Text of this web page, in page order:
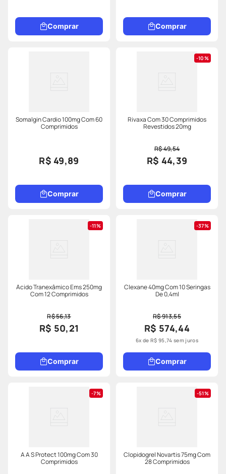
Comprar Comprar
Somalgin Cardio 100mg Com 60
Comprimidos
R$ 49,89
Comprar
10%
Rivaxa Com 30 Comprimidos
Revestidos 20mg
R$ 49,54
R$ 44,39
Comprar
11%
Ácido Tranexâmico Ems 250mg
Com 12 Comprimidos
R$ 56,13
R$ 50,21
Comprar
37%
Clexane 40mg Com 10 Seringas
De 0,4ml
R$ 913,55
R$ 574,44
6x deR$ 95,74 sem juros
Comprar
7%
A A S Protect 100mg Com 30
Comprimidos
51%
Clopidogrel Novartis 75mg Com
28 Comprimidos